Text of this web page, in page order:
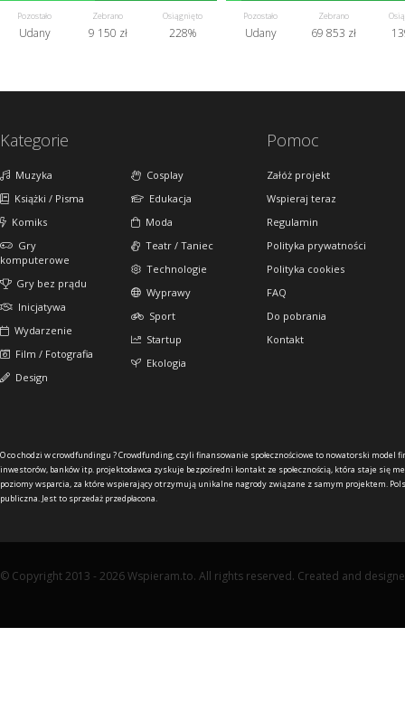
Pozostało
Udany
Zebrano
9 150 zł
Osiągnięto
228%
Pozostało
Udany
Zebrano
69 853 zł
Kategorie
Muzyka
Książki / Pisma
Komiks
Gry
komputerowe
Gry bez prądu
Inicjatywa
Wydarzenie
Film / Fotografia
Design
Cosplay
Edukacja
Moda
Teatr / Taniec
Technologie
Wyprawy
Sport
Startup
Ekologia
Pomoc
Załóż projekt
Wspieraj teraz
Regulamin
Polityka prywatności
Polityka cookies
FAQ
Do pobrania
Kontakt
O co chodzi w crowdfundingu ?Crowdfunding, czyli finansowanie społecznościowe to nowatorski model
inwestorów, banków itp. projektodawca zyskuje bezpośredni kontakt ze społecznością, która staje się
poziomy wsparcia, za które wspierający otrzymują unikalne nagrody związane z samym projektem.
publiczna. Jest to sprzedaż przedpłacona.
© Copyright 2013 - 2026 Wspieram.to. All rights reserved. Created and